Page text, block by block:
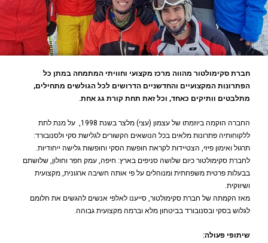
חברת סקימולטור מהווה מרכז מקצועי וחוויתי המתמחה במתן כל
הפתרונות המקצועיים והחדשניים הדרושים לכל הגולשים מתחילים,
מתלבטים וותיקים כאחד, וכל זאת תחת קורת גג אחת.
החברה הוקמה ביוזמתו של עצמון (עצי) מלצר בשנת 1998, על מנת לתת
ללקוחותיה פתרונות מלאים בכל הנושאים הקשורים לגלישת סקי ולסנובורד:
תרגול ואימון פיזי, הצטיידות לקראת חופשת הסקי וחופשות גלישה ייחודיות.
לחברת סקימולטור כיום שלושה סניפים בארץ: חיפה, עמק חפר וחולון, שלושתם
בבעלות פרטית משפחתית ומנוהלים על פי אותה חשיבה ארגונית, מקצועית
ושיווקית.
מאז הקמתה של חברת סקימולטור, סייענו לאלפי אנשים להגשים את חלומם
לגלוש בסקי ובסנובורד בביטחון מלא וברמה מקצועית גבוהה.
שיתופי פעולה: